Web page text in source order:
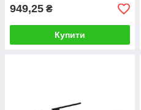
949,25 ₴
Купити